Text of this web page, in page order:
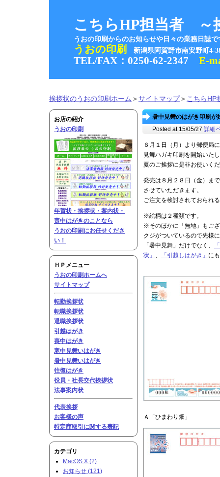
こちらHP担当者 ～
うおの印刷からのお知らせや日々の業務日誌で
うおの印刷 新潟県阿賀野市南安野町
TEL/FAX：0250-62-2347 E-
挨拶状のうおの印刷ホーム ＞サイトマップ＞ こちらHP
暑中見舞のはがき印刷
Posted at 15/05/27 詳細
６月１日（月）より郵便局
見舞ハガキ印刷を開始いた
夏のご挨拶に是非お使いく
発売は８月２８日（金）ま
させていただきます。
ご注文を検討されておられ
※絵柄は２種類です。
※そのほかに「無地」もご
クジがついているので先様
「暑中見舞」だけでなく、
状」 、 「引越しはがき」 に
Ａ「ひまわり畑」
お店の紹介
うおの印刷
年賀状・挨拶状・案内状・
喪中はがきのことなら
うおの印刷にお任せくださ
い！
ＨＰメニュー
うおの印刷ホームへ
サイトマップ
転勤挨拶状
転職挨拶状
退職挨拶状
引越はがき
喪中はがき
寒中見舞いはがき
暑中見舞いはがき
往復はがき
役員・社長交代挨拶状
法事案内状
代表挨拶
お客様の声
特定商取引に関する表記
カテゴリ
MacOS X (2)
お知らせ (121)